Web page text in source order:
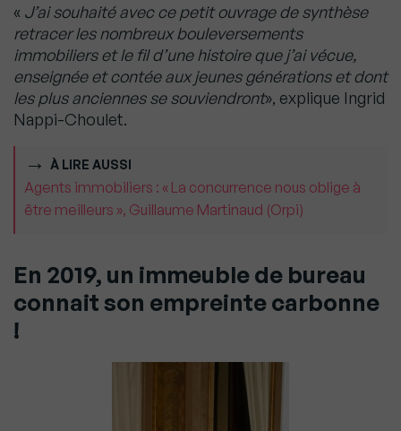
« J’ai souhaité avec ce petit ouvrage de synthèse
retracer les nombreux bouleversements
immobiliers et le fil d’une histoire que j’ai vécue,
enseignée et contée aux jeunes générations et dont
les plus anciennes se souviendront», explique Ingrid
Nappi-Choulet.
À LIRE AUSSI
Agents immobiliers : « La concurrence nous oblige à
être meilleurs », Guillaume Martinaud (Orpi)
En 2019, un immeuble de bureau
connait son empreinte carbonne
!